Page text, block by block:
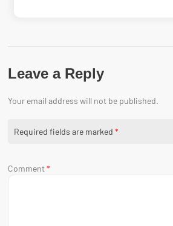
Leave a Reply
Your email address will not be published.
Required fields are marked *
Comment*